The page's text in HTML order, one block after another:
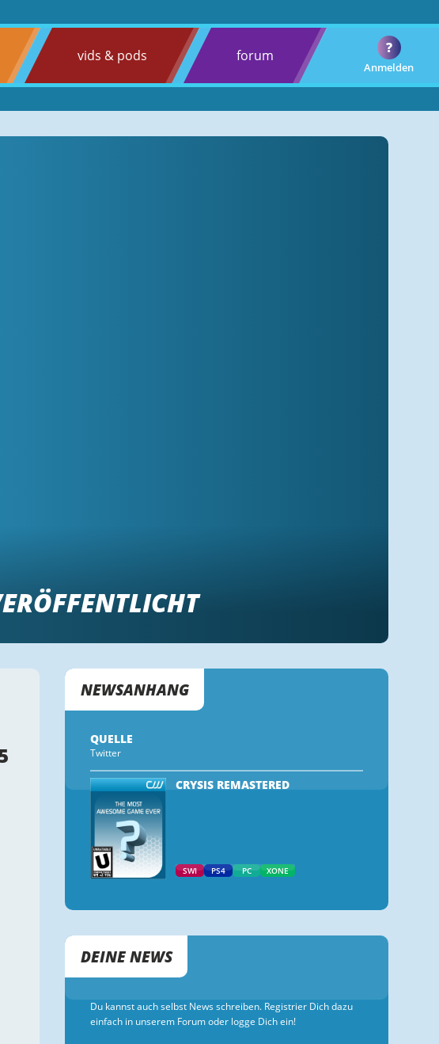
vids & pods forum
Anmelden
?
NEWSANHANG
QUELLE
Twitter
CRYSIS REMASTERED
SWI PS4 PC XONE
DEINE NEWS
Du kannst auch selbst News schreiben. Registrier Dich dazu
einfach in unserem Forum oder logge Dich ein!